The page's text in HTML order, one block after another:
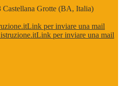
Castellana Grotte (BA, Italia)
Link per inviare una mail
Link per inviare una mail